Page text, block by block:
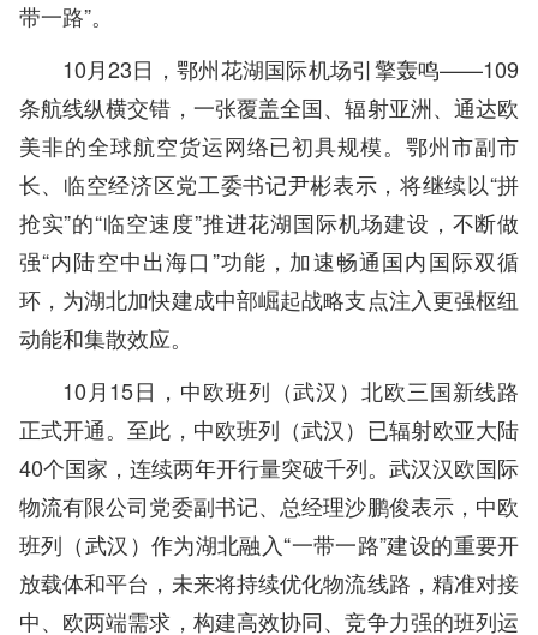
带一路”。
10月23日，鄂州花湖国际机场引擎轰鸣——109
条航线纵横交错，一张覆盖全国、辐射亚洲、通达欧
美非的全球航空货运网络已初具规模。鄂州市副市
长、临空经济区党工委书记尹彬表示，将继续以“拼
抢实”的“临空速度”推进花湖国际机场建设，不断做
强“内陆空中出海口”功能，加速畅通国内国际双循
环，为湖北加快建成中部崛起战略支点注入更强枢纽
动能和集散效应。
10月15日，中欧班列（武汉）北欧三国新线路
正式开通。至此，中欧班列（武汉）已辐射欧亚大陆
40个国家，连续两年开行量突破千列。武汉汉欧国际
物流有限公司党委副书记、总经理沙鹏俊表示，中欧
班列（武汉）作为湖北融入“一带一路”建设的重要开
放载体和平台，未来将持续优化物流线路，精准对接
中、欧两端需求，构建高效协同、竞争力强的班列运